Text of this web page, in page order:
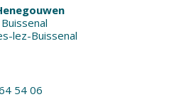
lez-Buissenal
54 06